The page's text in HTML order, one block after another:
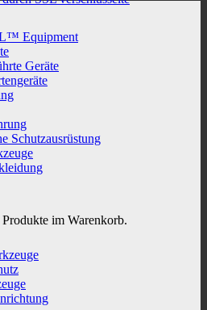
im Warenkorb.
Equipment
Geräte
Schutzausrüstung